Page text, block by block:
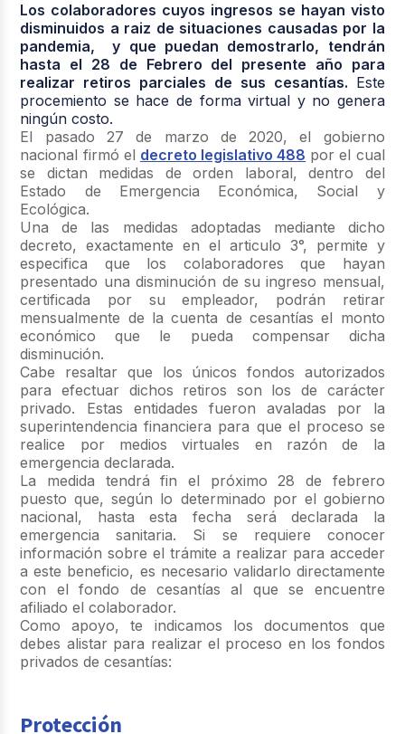
Los colaboradores cuyos ingresos se hayan visto
disminuidos a raiz de situaciones causadas por la
pandemia, y que puedan demostrarlo, tendrán
hasta el 28 de Febrero del presente año para
realizar retiros parciales de sus cesantías. Este
procemiento se hace de forma virtual y no genera
ningún costo.
El pasado 27 de marzo de 2020, el gobierno
nacional firmó el decreto legislativo 488 por el cual
se dictan medidas de orden laboral, dentro del
Estado de Emergencia Económica, Social y
Ecológica.
Una de las medidas adoptadas mediante dicho
decreto, exactamente en el articulo 3°, permite y
especifica que los colaboradores que hayan
presentado una disminución de su ingreso mensual,
certificada por su empleador, podrán retirar
mensualmente de la cuenta de cesantías el monto
económico que le pueda compensar dicha
disminución.
Cabe resaltar que los únicos fondos autorizados
para efectuar dichos retiros son los de carácter
privado. Estas entidades fueron avaladas por la
superintendencia financiera para que el proceso se
realice por medios virtuales en razón de la
emergencia declarada.
La medida tendrá fin el próximo 28 de febrero
puesto que, según lo determinado por el gobierno
nacional, hasta esta fecha será declarada la
emergencia sanitaria. Si se requiere conocer
información sobre el trámite a realizar para acceder
a este beneficio, es necesario validarlo directamente
con el fondo de cesantías al que se encuentre
afiliado el colaborador.
Como apoyo, te indicamos los documentos que
debes alistar para realizar el proceso en los fondos
privados de cesantías:
Protección